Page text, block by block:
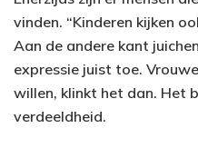
vinden. “Kinderen kijken
Aan de andere kant
expressie juist toe.
willen, klinkt het dan. Het
verdeeldheid.